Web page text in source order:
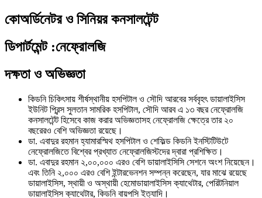
কোঅর্ডিনেটর ও সিনিয়র কনসালটেন্ট
ডিপার্টমেন্ট:নেফ্রোলজি
দক্ষতা ও অভিজ্ঞতা
কিডনি চিকিৎসায় শীর্ষস্থানীয় হসপিটাল ও সৌদি আরবের সর্ববৃহৎ ডায়ালাইসিস
ইউনিট প্রিন্স সুলতান সামরিক হসপিটাল, সৌদি আরব এ ১৩ বছর নেফ্রোলজি
কনসালটেন্ট হিসেবে কাজ করার অভিজ্ঞতাসহ নেফ্রোলজি ক্ষেত্রে তার ২০
বছরেরও বেশি অভিজ্ঞতা রয়েছে।
ডা. এবাদুর রহমান হ্যামারস্মিথ হসপিটাল ও শেফিল্ড কিডনি ইনস্টিটিউটে
নেফ্রোলজিতে বিশ্বের প্রখ্যাত নেফ্রোলজিস্টদের দ্বারা প্রশিক্ষিত।
ডা. এবাদুর রহমান ২,০০,০০০ এরও বেশি ডায়ালাইসিসি সেশনে অংশ নিয়েছেন।
এবং তিনি ২,০০০ এরও বেশি ইন্টারভেনশন সম্পন্ন করেছেন, যার মাঝে রয়েছে
ডায়ালাইসিস, স্থায়ী ও অস্থায়ী হেমোডায়ালাইসিস ক্যাথেটার, পেরিটনিয়াল
ডায়ালাইসিস ক্যাথেটার, কিডনি বায়পসি ইত্যাদি।